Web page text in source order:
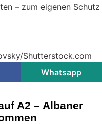
– zum eigenen Schutz
Shutterstock.com
Whatsapp
A2 – Albaner